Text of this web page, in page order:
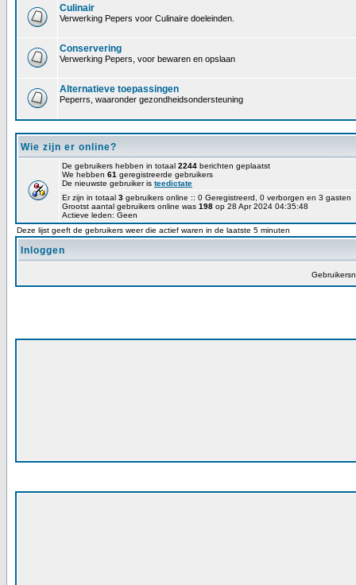
Culinair
Verwerking Pepers voor Culinaire doeleinden.
Conservering
Verwerking Pepers, voor bewaren en opslaan
Alternatieve toepassingen
Peperrs, waaronder gezondheidsondersteuning
Wie zijn er online?
De gebruikers hebben in totaal 2244 berichten geplaatst
We hebben 61 geregistreerde gebruikers
De nieuwste gebruiker is teedictate
Er zijn in totaal 3 gebruikers online :: 0 Geregistreerd, 0 verborgen en 3
Grootst aantal gebruikers online was 198 op 28 Apr 2024 04:35:48
Actieve leden: Geen
Deze lijst geeft de gebruikers weer die actief waren in de laatste 5 minuten
Inloggen